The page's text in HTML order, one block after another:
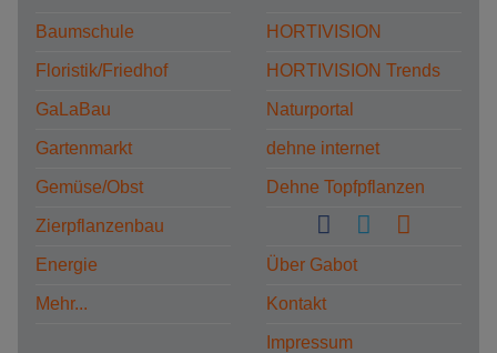
Baumschule
Floristik/Friedhof
GaLaBau
Gartenmarkt
Gemüse/Obst
Zierpflanzenbau
Energie
Mehr...
HORTIVISION
HORTIVISION Trends
Naturportal
dehne internet
Dehne Topfpflanzen
Über Gabot
Kontakt
Impressum